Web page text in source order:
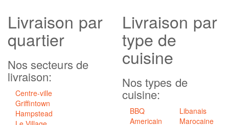
Livraison par
quartier
Nos secteurs de
livraison:
Centre-ville
Griffintown
Hampstead
Livraison par
type de
cuisine
Nos types de
cuisine:
BBQ
Americain
Libanais
Marocaine